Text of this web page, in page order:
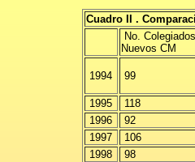
Cuadro II .
No. Colegiados
Nuevos CM
1994 99
1995 118
1996
92
1997
106
1998
98